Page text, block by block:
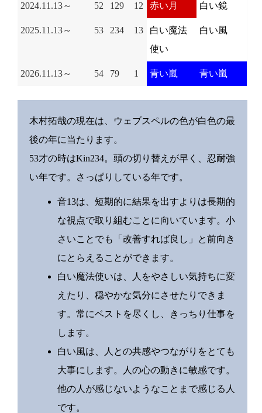
2024.11.13～ 52 129 12 赤い月 白い鏡
2025.11.13～ 53 234 13
白い魔法
使い
白い風
2026.11.13～ 54 79 1 青い嵐 青い嵐
木村拓哉の現在は、ウェブスペルの色が白色の最
後の年に当たります。
53才の時はKin234。頭の切り替えが早く、忍耐強
い年です。さっぱりしている年です。
音13は、短期的に結果を出すよりは長期的
な視点で取り組むことに向いています。小
さいことでも「改善すれば良し」と前向き
にとらえることができます。
白い魔法使いは、人をやさしい気持ちに変
えたり、穏やかな気分にさせたりできま
す。常にベストを尽くし、きっちり仕事を
します。
白い風は、人との共感やつながりをとても
大事にします。人の心の動きに敏感です。
他の人が感じないようなことまで感じる人
です。